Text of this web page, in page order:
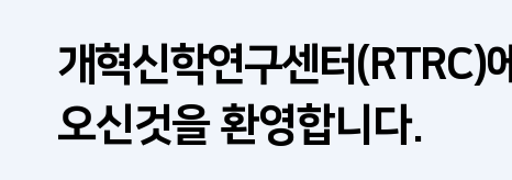
개혁신학연구센터(RTRC)에
오신것을 환영합니다.